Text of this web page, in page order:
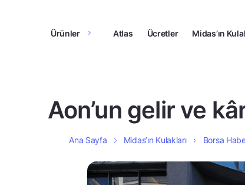
Ürünler Atlas Ücretler Midas’ın
Aon’un gelir ve
Ana Sayfa Midas’ın Kulakları Borsa